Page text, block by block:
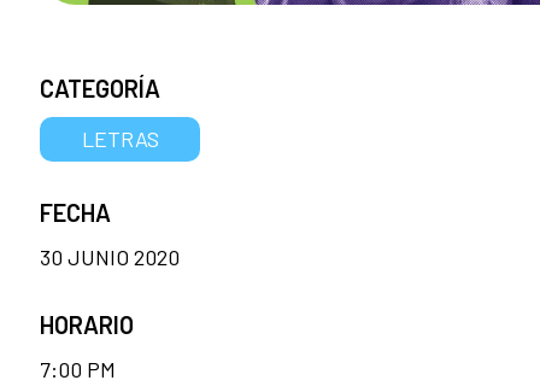
CATEGORÍA
LETRAS
FECHA
30 JUNIO 2020
HORARIO
7:00 PM